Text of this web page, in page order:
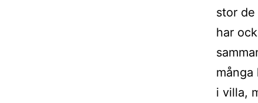
stor
har
många
i villa,